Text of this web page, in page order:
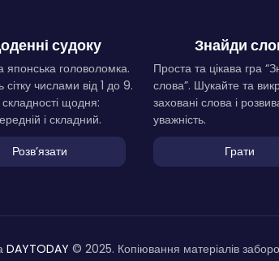
судоку
японська головоломка.
сітку числами від 1 до 9.
складності щодня:
і складний.
Розвʼязати
Знайди
Проста та цікава гра
слова”. Шукайте та
заховані слова і
уважність.
Грати
DAYTODAY © 2025. Копіювання матеріалів